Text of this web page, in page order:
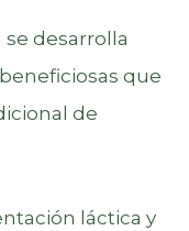
desarrolla
que
de
láctica y